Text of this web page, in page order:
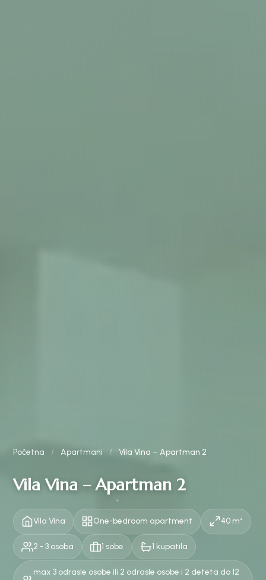
Početna / Apartmani / Vila Vina – Apartman 2
Vila Vina – Apartman 2
Vila Vina One-bedroom apartment 40 m²
2 - 3 osoba 1 sobe 1 kupatila
max 3 odrasle osobe ili 2 odrasle osobe i 2 deteta do 12